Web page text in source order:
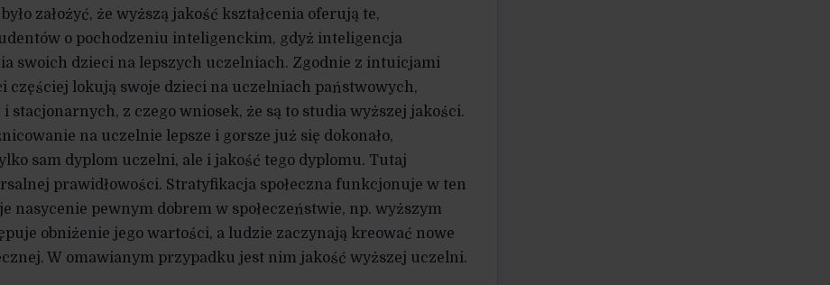
założyć, że wyższą jakość kształcenia oferują te,
o pochodzeniu inteligenckim, gdyż inteligencja
swoich dzieci na lepszych uczelniach. Zgodnie z intuicjami
częściej lokują swoje dzieci na uczelniach państwowych,
stacjonarnych, z czego wniosek, że są to studia wyższej jakości.
na uczelnie lepsze i gorsze już się dokonało,
sam dyplom uczelni, ale i jakość tego dyplomu. Tutaj
prawidłowości. Stratyfikacja społeczna funkcjonuje w ten
nasycenie pewnym dobrem w społeczeństwie, np. wyższym
obniżenie jego wartości, a ludzie zaczynają kreować nowe
W omawianym przypadku jest nim jakość wyższej uczelni.